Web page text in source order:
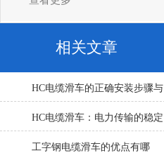
相关文章
HC电缆滑车的正确安装步骤与
注意事项详解
HC电缆滑车：电力传输的稳定
伙伴
工字钢电缆滑车的优点有哪